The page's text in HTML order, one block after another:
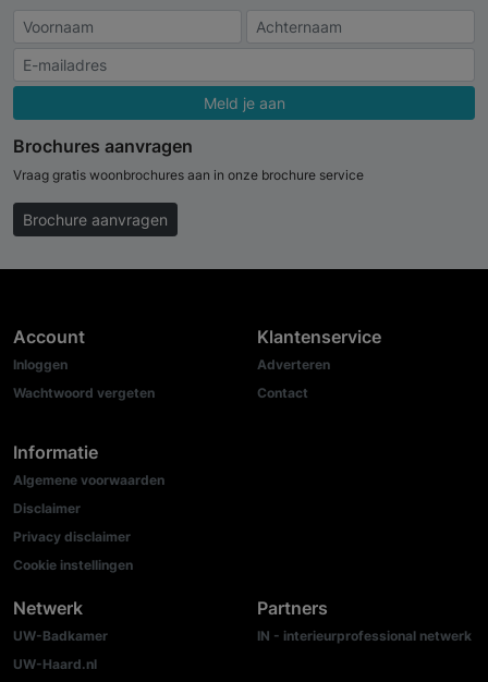
Meld je aan
Brochures aanvragen
Vraag gratis woonbrochures aan in onze brochure service
Brochure aanvragen
Account
Inloggen
Wachtwoord vergeten
Informatie
Algemene voorwaarden
Disclaimer
Privacy disclaimer
Cookie instellingen
Klantenservice
Adverteren
Contact
Netwerk
UW-Badkamer
UW-Haard.nl
Partners
IN - interieurprofessional netwerk